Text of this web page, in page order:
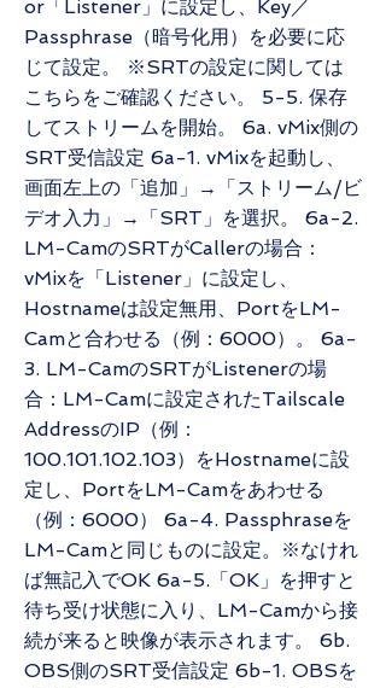
or「Listener」に設定し、Key／
Passphrase（暗号化用）を必要に応
じて設定。 ※SRTの設定に関しては
こちらをご確認ください。 5-5. 保存
してストリームを開始。 6a. vMix側の
SRT受信設定 6a-1. vMixを起動し、
画面左上の「追加」→「ストリーム/ビ
デオ入力」→「SRT」を選択。 6a-2.
LM-CamのSRTがCallerの場合：
vMixを「Listener」に設定し、
Hostnameは設定無用、PortをLM-
Camと合わせる（例：6000）。 6a-
3. LM-CamのSRTがListenerの場
合：LM-Camに設定されたTailscale
AddressのIP（例：
100.101.102.103）をHostnameに設
定し、PortをLM-Camをあわせる
（例：6000） 6a-4. Passphraseを
LM-Camと同じものに設定。※なけれ
ば無記入でOK 6a-5.「OK」を押すと
待ち受け状態に入り、LM-Camから接
続が来ると映像が表示されます。 6b.
OBS側のSRT受信設定 6b-1. OBSを